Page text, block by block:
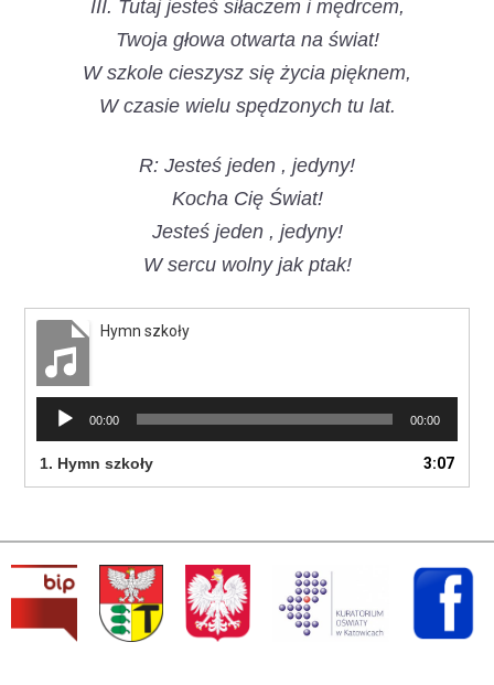
III. Tutaj jesteś siłaczem i mędrcem,
Twoja głowa otwarta na świat!
W szkole cieszysz się życia pięknem,
W czasie wielu spędzonych tu lat.
R: Jesteś jeden , jedyny!
Kocha Cię Świat!
Jesteś jeden , jedyny!
W sercu wolny jak ptak!
Hymn szkoły
Odtwarzacz
plików
00:00 00:00
1. Hymn szkoły 3:07